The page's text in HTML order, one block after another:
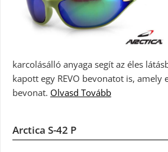
karcolásálló anyaga segít az éles
kapott egy REVO bevonatot is, amely
bevonat. Olvasd Tovább
Arctica S-42 P